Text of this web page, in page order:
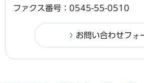
ファクス番号：0545-55-0510